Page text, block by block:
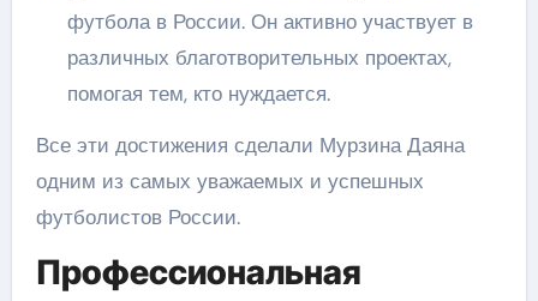
футбола в России. Он активно участвует в
различных благотворительных проектах,
помогая тем, кто нуждается.
Все эти достижения сделали Мурзина Даяна
одним из самых уважаемых и успешных
футболистов России.
Профессиональная